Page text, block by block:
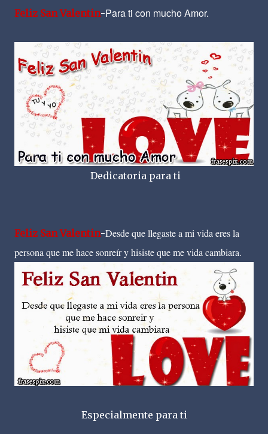
Feliz San Valentin-Para ti con mucho Amor.
Dedicatoria para ti
Feliz San Valentin-Desde que llegaste a mi vida eres la
persona que me hace sonreír y hisiste que me vida cambiara.
Especialmente para ti